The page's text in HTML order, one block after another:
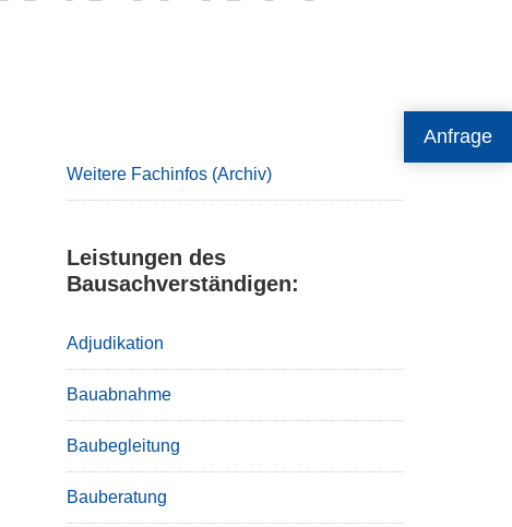
Anfrage
Weitere Fachinfos (Archiv)
Leistungen des
Bausachverständigen:
Adjudikation
Bauabnahme
Baubegleitung
Bauberatung